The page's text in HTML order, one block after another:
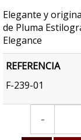
Elegante y
de Pluma
Elegance
REFERENCIA
F-239-01
-